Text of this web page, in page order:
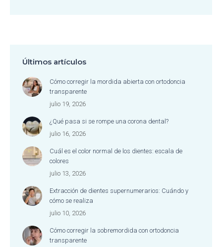
Últimos artículos
Cómo corregir la mordida abierta con ortodoncia
transparente
julio 19, 2026
¿Qué pasa si se rompe una corona dental?
julio 16, 2026
Cuál es el color normal de los dientes: escala de
colores
julio 13, 2026
Extracción de dientes supernumerarios: Cuándo y
cómo se realiza
julio 10, 2026
Cómo corregir la sobremordida con ortodoncia
transparente